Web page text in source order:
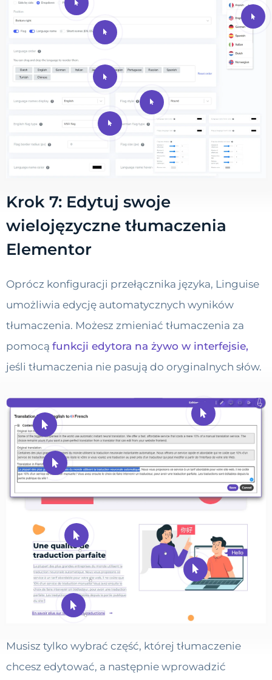
Krok 7: Edytuj swoje
wielojęzyczne tłumaczenia
Elementor
Oprócz konfiguracji przełącznika języka, Linguise
umożliwia edycję automatycznych wyników
tłumaczenia. Możesz zmieniać tłumaczenia za
pomocą funkcji edytora na żywo w interfejsie,
jeśli tłumaczenia nie pasują do oryginalnych słów.
Musisz tylko wybrać część, której tłumaczenie
chcesz edytować, a następnie wprowadzić